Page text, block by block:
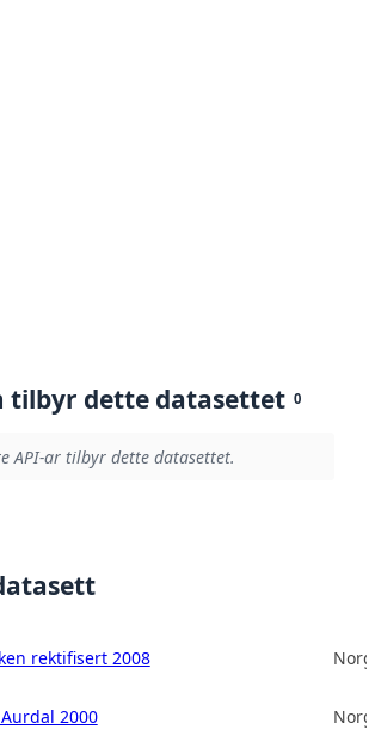
tilbyr dette datasettet 0
API-ar tilbyr dette datasettet.
rektifisert 2008
2000